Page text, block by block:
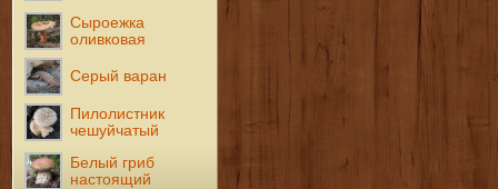
Сыроежка
оливковая
Серый варан
Пилолистник
чешуйчатый
Белый гриб
настоящий